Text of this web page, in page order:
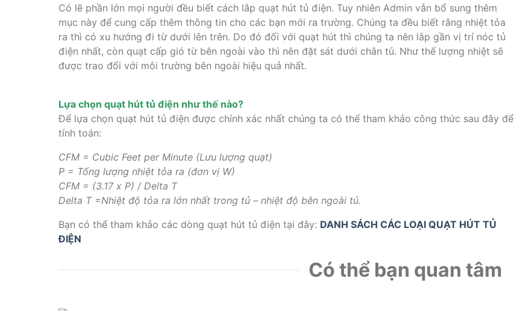
Có lẽ phần lớn mọi người đều biết cách lắp quạt hút tủ điện. Tuy nhiên Admin vẫn bổ sung thêm
mục này để cung cấp thêm thông tin cho các bạn mới ra trường. Chúng ta đều biết rằng nhiệt tỏa
ra thì có xu hướng đi từ dưới lên trên. Do đó đối với quạt hút thì chúng ta nên lắp gần vị trí nóc tủ
điện nhất, còn quạt cấp gió từ bên ngoài vào thì nên đặt sát dưới chân tủ. Như thế lượng nhiệt sẽ
được trao đổi với môi trường bên ngoài hiệu quả nhất.
Lựa chọn quạt hút tủ điện như thế nào?
Để lựa chọn quạt hút tủ điện được chính xác nhất chúng ta có thể tham khảo công thức sau đây để
tính toán:
CFM = Cubic Feet per Minute (Lưu lượng quạt)
P = Tổng lượng nhiệt tỏa ra (đơn vị W)
CFM = (3.17 x P) / Delta T
Delta T =Nhiệt độ tỏa ra lớn nhất trong tủ – nhiệt độ bên ngoài tủ.
Bạn có thể tham khảo các dòng quạt hút tủ điện tại đây: DANH SÁCH CÁC LOẠI QUẠT HÚT TỦ
ĐIỆN
Có thể bạn quan tâm